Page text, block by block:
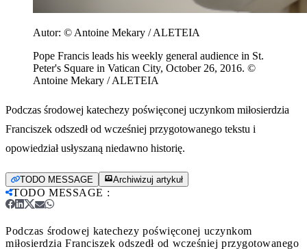
Autor: © Antoine Mekary / ALETEIA
Pope Francis leads his weekly general audience in St.
Peter's Square in Vatican City, October 26, 2016. ©
Antoine Mekary / ALETEIA
Podczas środowej katechezy poświęconej uczynkom miłosierdzia
Franciszek odszedł od wcześniej przygotowanego tekstu i
opowiedział usłyszaną niedawno historię.
TODO MESSAGE Archiwizuj artykuł
TODO MESSAGE :
Podczas środowej katechezy poświęconej uczynkom
miłosierdzia Franciszek odszedł od wcześniej przygotowanego